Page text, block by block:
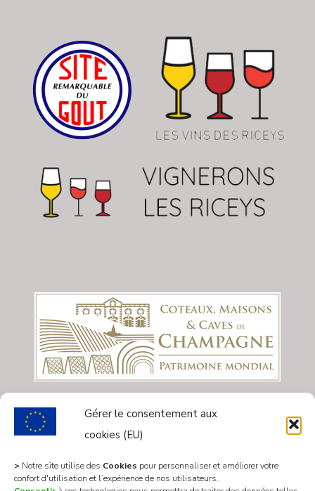
Gérer le consentement aux
cookies (EU)
> Notre site utilise des Cookies pour personnaliser et améliorer votre
confort d'utilisation et l’expérience de nos utilisateurs.